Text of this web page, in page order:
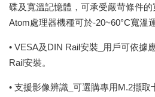
碟及寬溫記憶體，可承受嚴苛條件
Atom處理器機種可於-20~60°C寬溫運
• VESA及DIN Rail安裝_用戶可依據
Rail安裝。
• 支援影像辨識_可選購專用M.2擷